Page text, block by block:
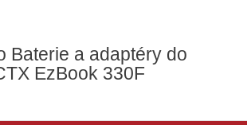
Baterie a adaptéry do
EzBook 330F